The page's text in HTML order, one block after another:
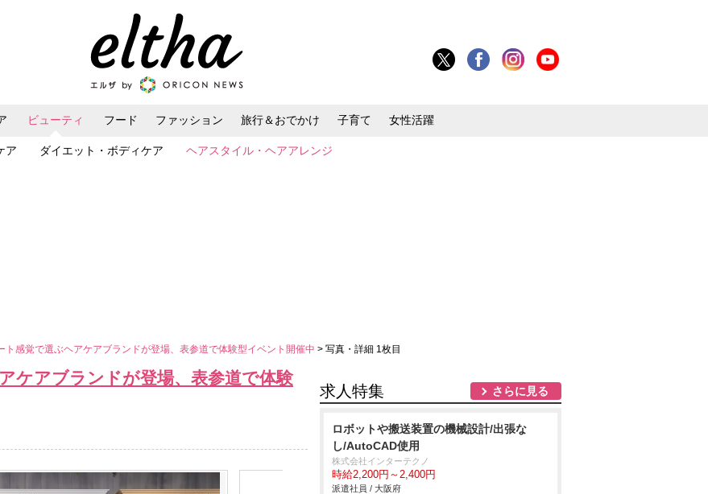
ビューティ
ア ダイエット・ボディケア ヘアスタイル・ヘアアレンジ
フード ファッション 旅行＆おでかけ 子育て 女性活躍
ト感覚で選ぶヘアケアブランドが登場、表参道で体験型イベント開催中 > 写真・詳細 1枚目
ケアブランドが登場、表参道で体験
求人特集 さらに見る
ロボットや搬送装置の機械設計/出張な
し/AutoCAD使用
株式会社インターテクノ
時給2,200円～2,400円
派遣社員 / 大阪府